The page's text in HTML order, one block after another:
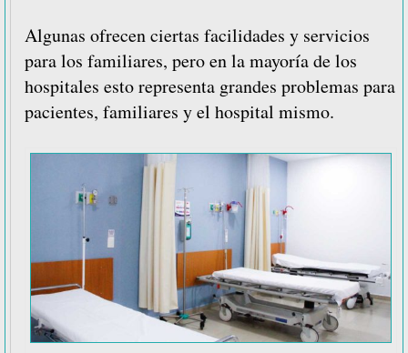
Algunas ofrecen ciertas facilidades y servicios
para los familiares, pero en la mayoría de los
hospitales esto representa grandes problemas para
pacientes, familiares y el hospital mismo.